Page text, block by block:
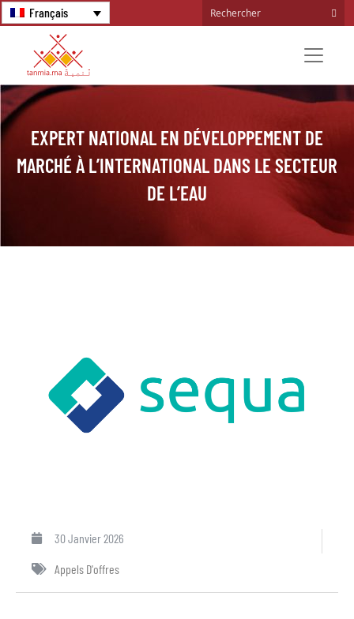
Français
EXPERT NATIONAL EN DÉVELOPPEMENT DE
MARCHÉ À L’INTERNATIONAL DANS LE SECTEUR
DE L’EAU
30 Janvier 2026
Appels D'offres